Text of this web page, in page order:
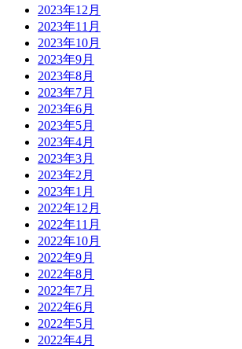
2023年12月
2023年11月
2023年10月
2023年9月
2023年8月
2023年7月
2023年6月
2023年5月
2023年4月
2023年3月
2023年2月
2023年1月
2022年12月
2022年11月
2022年10月
2022年9月
2022年8月
2022年7月
2022年6月
2022年5月
2022年4月